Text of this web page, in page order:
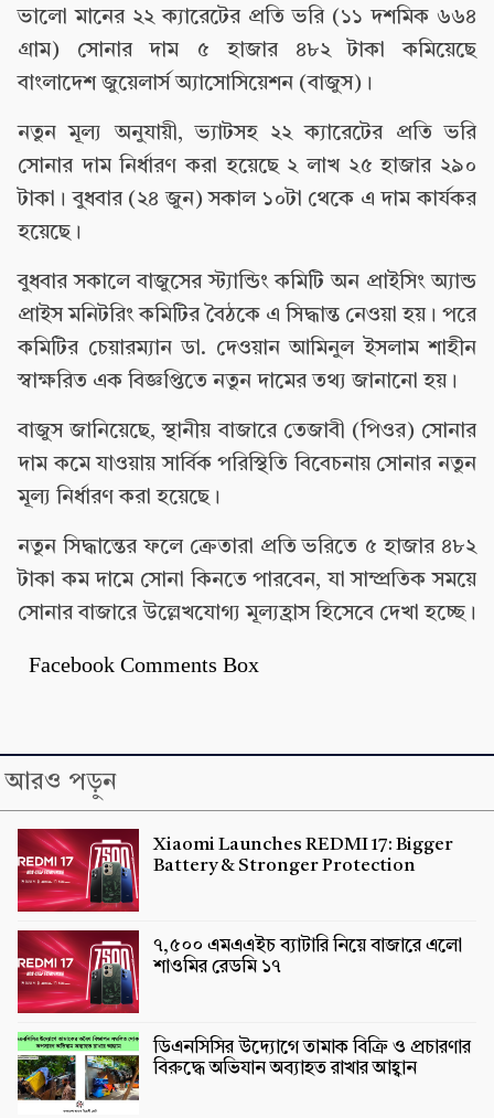
ভালো মানের ২২ ক্যারেটের প্রতি ভরি (১১ দশমিক ৬৬৪
গ্রাম) সোনার দাম ৫ হাজার ৪৮২ টাকা কমিয়েছে
বাংলাদেশ জুয়েলার্স অ্যাসোসিয়েশন (বাজুস)।
নতুন মূল্য অনুযায়ী, ভ্যাটসহ ২২ ক্যারেটের প্রতি ভরি
সোনার দাম নির্ধারণ করা হয়েছে ২ লাখ ২৫ হাজার ২৯০
টাকা। বুধবার (২৪ জুন) সকাল ১০টা থেকে এ দাম কার্যকর
হয়েছে।
বুধবার সকালে বাজুসের স্ট্যান্ডিং কমিটি অন প্রাইসিং অ্যান্ড
প্রাইস মনিটরিং কমিটির বৈঠকে এ সিদ্ধান্ত নেওয়া হয়। পরে
কমিটির চেয়ারম্যান ডা. দেওয়ান আমিনুল ইসলাম শাহীন
স্বাক্ষরিত এক বিজ্ঞপ্তিতে নতুন দামের তথ্য জানানো হয়।
বাজুস জানিয়েছে, স্থানীয় বাজারে তেজাবী (পিওর) সোনার
দাম কমে যাওয়ায় সার্বিক পরিস্থিতি বিবেচনায় সোনার নতুন
মূল্য নির্ধারণ করা হয়েছে।
নতুন সিদ্ধান্তের ফলে ক্রেতারা প্রতি ভরিতে ৫ হাজার ৪৮২
টাকা কম দামে সোনা কিনতে পারবেন, যা সাম্প্রতিক সময়ে
সোনার বাজারে উল্লেখযোগ্য মূল্যহ্রাস হিসেবে দেখা হচ্ছে।
Facebook Comments Box
আরও পড়ুন
Xiaomi Launches REDMI 17: Bigger
Battery & Stronger Protection
৭,৫০০ এমএএইচ ব্যাটারি নিয়ে বাজারে এলো
শাওমির রেডমি ১৭
ডিএনসিসির উদ্যোগে তামাক বিক্রি ও প্রচারণার
বিরুদ্ধে অভিযান অব্যাহত রাখার আহ্বান